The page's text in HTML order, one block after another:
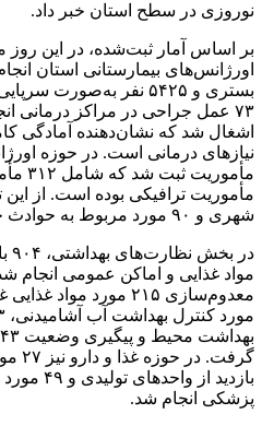
در سطح استان خبر داد.
بستری و ۵۴۲۵ نفر به‌صورت
شد که نشان‌دهنده آمادگی
مورد مربوط به حوادث جاده‌ای گزارش شده است.
در
غذایی و اماکن عمومی انجام
بازدید از
انجام شد.